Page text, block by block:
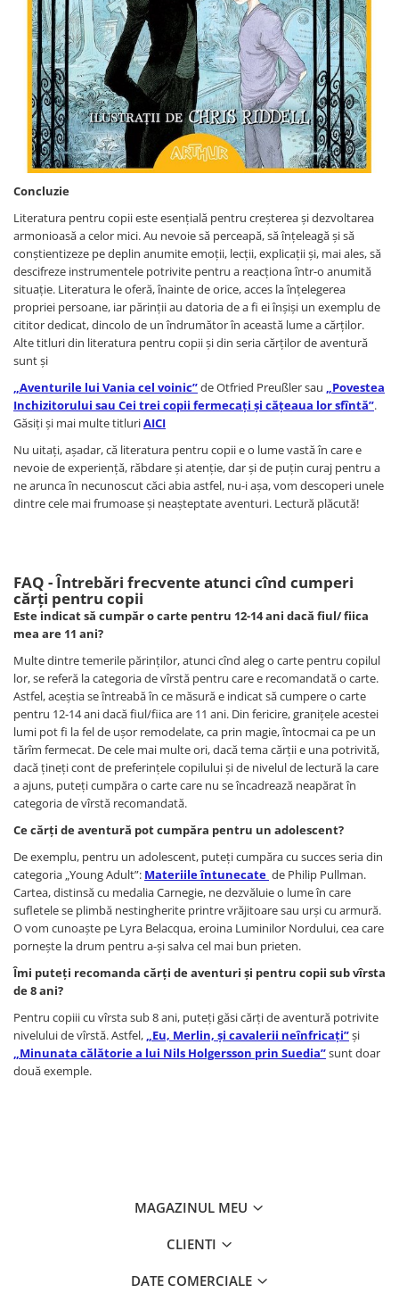
Concluzie
Literatura pentru copii este esențială pentru creșterea și dezvoltarea
armonioasă a celor mici. Au nevoie să perceapă, să înțeleagă și să
conștientizeze pe deplin anumite emoții, lecții, explicații și, mai ales, să
descifreze instrumentele potrivite pentru a reacționa într-o anumită
situație. Literatura le oferă, înainte de orice, acces la înțelegerea
propriei persoane, iar părinții au datoria de a fi ei înșiși un exemplu de
cititor dedicat, dincolo de un îndrumător în această lume a cărților.
Alte titluri din literatura pentru copii și din seria cărților de aventură
sunt și
„Aventurile lui Vania cel voinic”de Otfried Preußler sau
„Povestea
Inchizitorului sau Cei trei copii fermecați și cățeaua lor sfîntă”.
Găsiți și mai multe titluriAICI
Nu uitați, așadar, că literatura pentru copii e o lume vastă în care e
nevoie de experiență, răbdare și atenție, dar și de puțin curaj pentru a
ne arunca în necunoscut căci abia astfel, nu-i așa, vom descoperi unele
dintre cele mai frumoase și neașteptate aventuri. Lectură plăcută!
FAQ - Întrebări frecvente atunci cînd cumperi
cărți pentru copii
Este indicat să cumpăr o carte pentru 12-14 ani dacă fiul/ fiica
mea are 11 ani?
Multe dintre temerile părinților, atunci cînd aleg o carte pentru copilul
lor, se referă la categoria de vîrstă pentru care e recomandată o carte.
Astfel, aceștia se întreabă în ce măsură e indicat să cumpere o carte
pentru 12-14 ani dacă fiul/fiica are 11 ani. Din fericire, granițele acestei
lumi pot fi la fel de ușor remodelate, ca prin magie, întocmai ca pe un
tărîm fermecat. De cele mai multe ori, dacă tema cărții e una potrivită,
dacă țineți cont de preferințele copilului și de nivelul de lectură la care
a ajuns, puteți cumpăra o carte care nu se încadrează neapărat în
categoria de vîrstă recomandată.
Ce cărți de aventură pot cumpăra pentru un adolescent?
De exemplu, pentru un adolescent, puteți cumpăra cu succes seria din
categoria „Young Adult”: Materiile întunecate de Philip Pullman.
Cartea, distinsă cu medalia Carnegie, ne dezvăluie o lume în care
sufletele se plimbă nestingherite printre vrăjitoare sau urși cu armură.
O vom cunoaște pe Lyra Belacqua, eroina Luminilor Nordului, cea care
pornește la drum pentru a-și salva cel mai bun prieten.
Îmi puteți recomanda cărți de aventuri și pentru copii sub vîrsta
de 8 ani?
Pentru copiii cu vîrsta sub 8 ani, puteți găsi cărți de aventură potrivite
nivelului de vîrstă. Astfel,
„Eu, Merlin, și cavalerii neînfricați”și
„Minunata călătorie a lui Nils Holgersson prin Suedia”sunt doar
două exemple.
MAGAZINUL MEU
CLIENTI
DATE COMERCIALE